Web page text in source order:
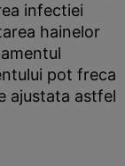
infectiei
hainelor
pot freca
ajustata astfel